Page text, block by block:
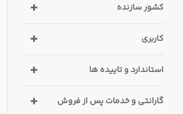
کاربری
گارانتی و خدمات پس از فروش
استاندارد و تاییده ها
کشور سازنده